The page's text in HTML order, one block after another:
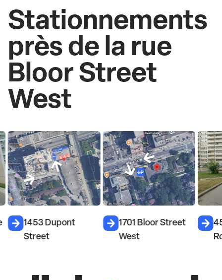
Stationnements
près de la rue
Bloor Street
West
1453 Dupont
Street
1701 Bloor Street
West